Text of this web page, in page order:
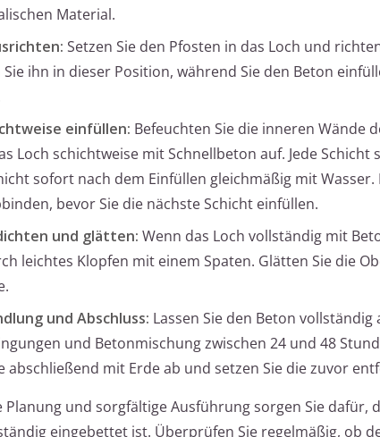
Material.
Setzen Sie den Pfosten in das Loch und
Sie ihn in dieser Position, während Sie den Beton
einfüllen: Befeuchten Sie die inneren Wände
Loch schichtweise mit Schnellbeton auf. Jede
sofort nach dem Einfüllen gleichmäßig mit
bevor Sie die nächste Schicht einfüllen.
und glätten: Wenn das Loch vollständig mit
leichtes Klopfen mit einem Spaten. Glätten Sie die
und Abschluss: Lassen Sie den Beton
und Betonmischung zwischen 24 und 48
abschließend mit Erde ab und setzen Sie die zuvor
Planung und sorgfältige Ausführung sorgen Sie dafür,
eingebettet ist. Überprüfen Sie regelmäßig, ob